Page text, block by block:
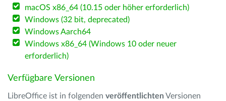
macOS x86_64 (10.15 oder höher erforderlich)
Windows (32 bit, deprecated)
Windows Aarch64
Windows x86_64 (Windows 10 oder neuer
erforderlich)
Verfügbare Versionen
LibreOffice ist in folgenden veröffentlichten Versionen